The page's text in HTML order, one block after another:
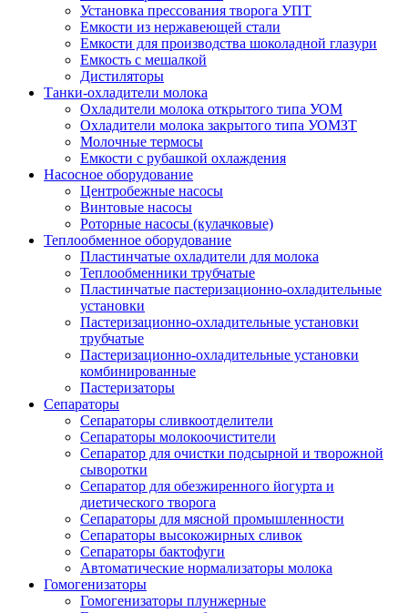
Установка прессования творога УПТ
Емкости из нержавеющей стали
Емкости для производства шоколадной глазури
Емкость с мешалкой
Дистиляторы
Танки-охладители молока
Охладители молока открытого типа УОМ
Охладители молока закрытого типа УОМЗТ
Молочные термосы
Емкости с рубашкой охлаждения
Насосное оборудование
Центробежные насосы
Винтовые насосы
Роторные насосы (кулачковые)
Теплообменное оборудование
Пластинчатые охладители для молока
Теплообменники трубчатые
Пластинчатые пастеризационно-охладительные
установки
Пастеризационно-охладительные установки
трубчатые
Пастеризационно-охладительные установки
комбинированные
Пастеризаторы
Сепараторы
Сепараторы сливкоотделители
Сепараторы молокоочистители
Сепаратор для очистки подсырной и творожной
сыворотки
Сепаратор для обезжиренного йогурта и
диетического творога
Сепараторы для мясной промышленности
Сепараторы высокожирных сливок
Сепараторы бактофуги
Автоматические нормализаторы молока
Гомогенизаторы
Гомогенизаторы плунжерные